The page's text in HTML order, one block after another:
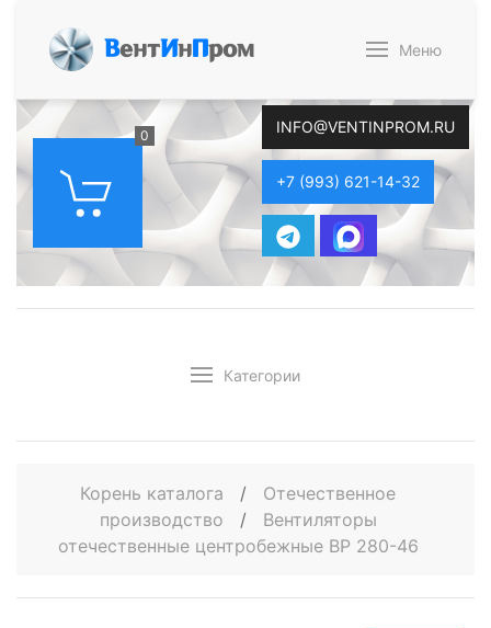
ВентИнПром Меню
0 INFO@VENTINPROM.RU
+7 (993) 621-14-32
Категории
Корень каталога /
Отечественное
производство
/
Вентиляторы
отечественные центробежные ВР 280-46